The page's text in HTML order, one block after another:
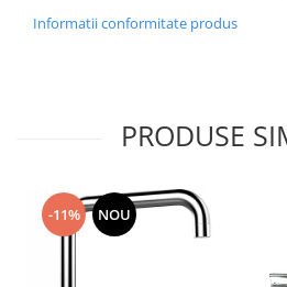
Informatii conformitate produs
PRODUSE
-11% NOU